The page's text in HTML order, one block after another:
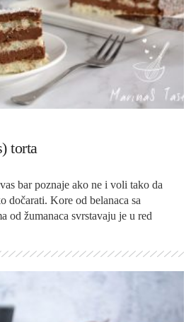
torta
bar poznaje ako ne i voli tako da
dočarati. Kore od belanaca sa
od žumanaca svrstavaju je u red